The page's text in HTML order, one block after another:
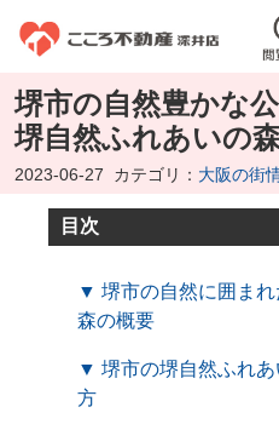
堺市の自然豊かな
堺自然ふれあいの
2023-06-27 カテゴリ： 大阪の街
目次
▼ 堺市の自然に囲ま
森の概要
▼ 堺市の堺自然ふれ
方